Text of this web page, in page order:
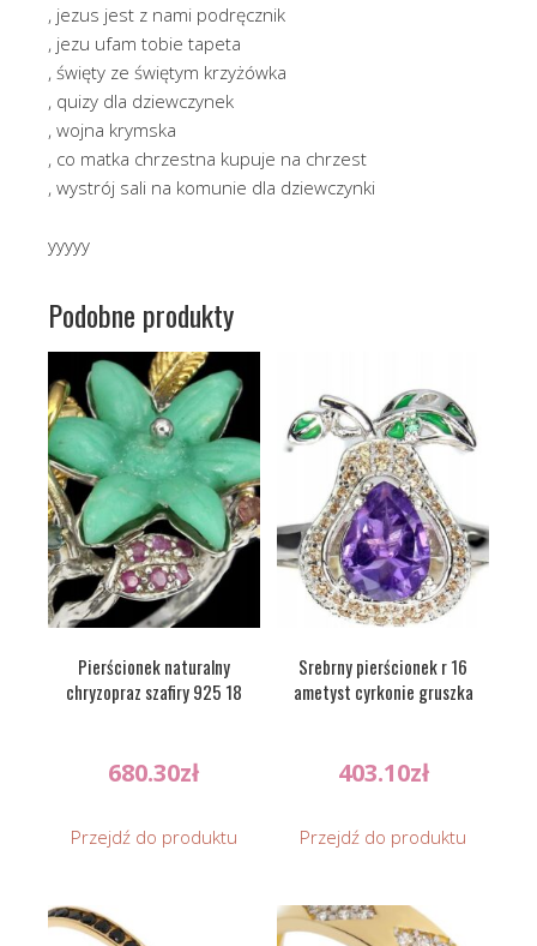
, jezus jest z nami podręcznik
, jezu ufam tobie tapeta
, święty ze świętym krzyżówka
, quizy dla dziewczynek
, wojna krymska
, co matka chrzestna kupuje na chrzest
, wystrój sali na komunie dla dziewczynki
yyyyy
Podobne produkty
Pierścionek naturalny
chryzopraz szafiry 925 18
680.30zł
Przejdź do produktu
Srebrny pierścionek r 16
ametyst cyrkonie gruszka
403.10zł
Przejdź do produktu